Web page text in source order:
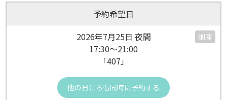
予約希望日
2026年7月25日 夜間
17:30～21:00
「407」
削除
他の日にちも同時に予約する